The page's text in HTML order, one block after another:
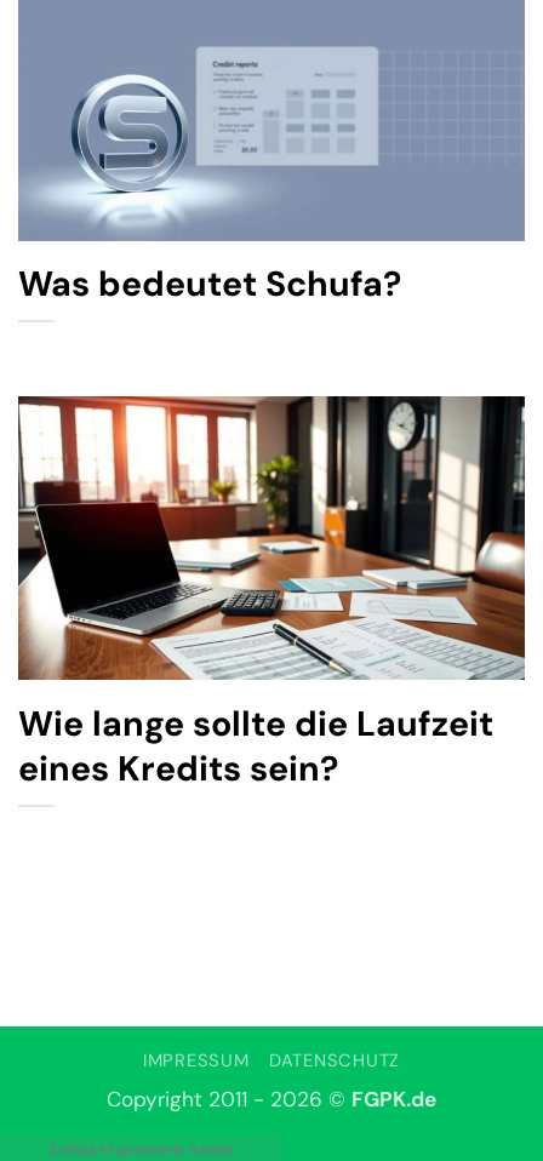
Was bedeutet Schufa?
Wie lange sollte die Laufzeit
eines Kredits sein?
IMPRESSUM DATENSCHUTZ
Copyright 2011 - 2026 © FGPK.de